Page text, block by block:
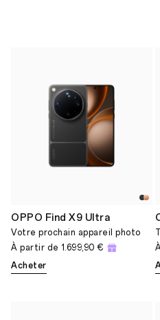
OPPO Find X9 Ultra
Votre prochain appareil photo
À partir de 1.699,90 €
Acheter